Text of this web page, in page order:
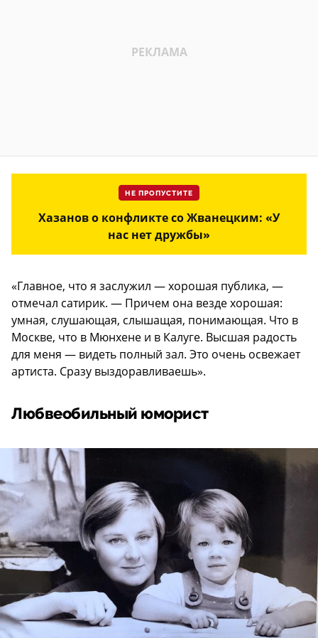
НЕ ПРОПУСТИТЕ
Хазанов о конфликте со Жванецким: «У
нас нет дружбы»
«Главное, что я заслужил — хорошая публика, —
отмечал сатирик. — Причем она везде хорошая:
умная, слушающая, слышащая, понимающая. Что в
Москве, что в Мюнхене и в Калуге. Высшая радость
для меня — видеть полный зал. Это очень освежает
артиста. Сразу выздоравливаешь».
Любвеобильный юморист